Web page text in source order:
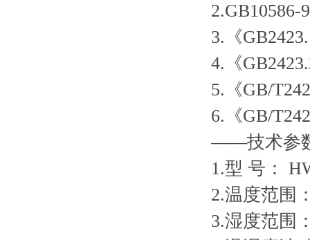
3.《
4.《
5.《GB/
6.《GB/
——技术参
1.型 号：
2.温度范围
3.湿度范围